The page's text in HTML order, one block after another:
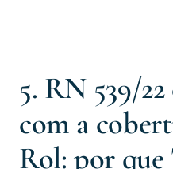
5. RN 539/
com a
Rol: por